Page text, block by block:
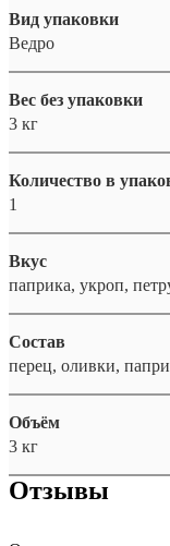
Вид упаковки
Ведро
Вес без упаковки
3 кг
Количество в
1
Вкус
паприка, укроп,
Состав
перец, оливки,
Объём
3 кг
Отзывы